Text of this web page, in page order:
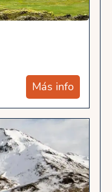
Más info